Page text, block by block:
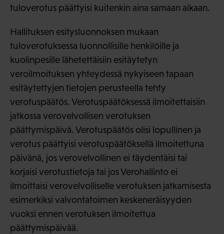
tuloverotus päättyisi kuitenkin aina samaan aikaan.
Hallituksen esitysluonnoksen mukaan
tuloverotuksessa luonnollisille henkilöille ja
kuolinpesille lähetettäisiin esitäytetyn
veroilmoituksen yhteydessä nykyiseen tapaan
esitäytettyjen tietojen perusteella tehty
verotuspäätös. Verotuspäätöksessä ilmoitettaisiin
jatkossa verovelvollisen verotuksen
päättymispäivä. Verotuspäätös olisi lopullinen ja
verotus päättyisi verotuspäätöksellä ilmoitettuna
päivänä, jos verovelvollinen ei täydentäisi tai
korjaisi verotustietoja tai jos Verohallinto ei
ilmoittaisi verovelvolliselle verotuksen jatkamisesta
esimerkiksi valvontatoimen keskeneräisyyden
vuoksi ennen verotuksen ilmoitettua
päättymispäivää.